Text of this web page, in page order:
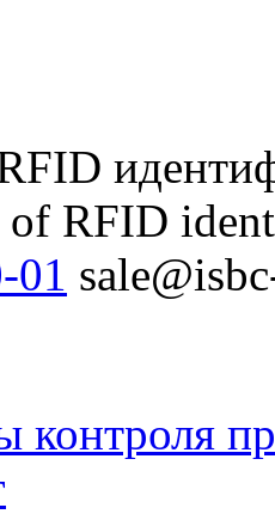
of RFID
01
контроля